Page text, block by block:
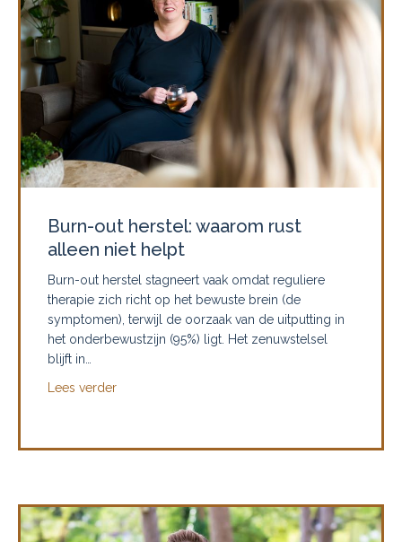
Burn-out herstel: waarom rust
alleen niet helpt
Burn-out herstel stagneert vaak omdat reguliere
therapie zich richt op het bewuste brein (de
symptomen), terwijl de oorzaak van de uitputting in
het onderbewustzijn (95%) ligt. Het zenuwstelsel
blijft in…
Lees verderabout Burn-out herstel: waarom rust alleen niet